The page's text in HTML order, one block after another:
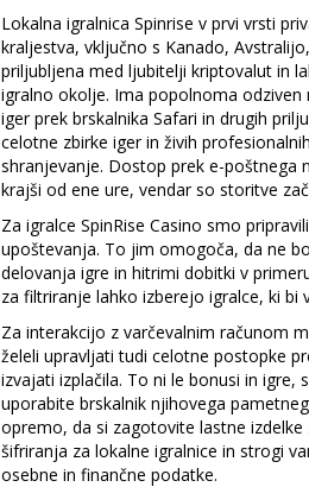
Lokalna igralnica Spinrise v prvi vrsti
kraljestva, vključno s Kanado,
priljubljena med ljubitelji kriptovalut in
igralno okolje. Ima popolnoma
iger prek brskalnika Safari in drugih
celotne zbirke iger in živih
shranjevanje. Dostop prek e-poštnega
krajši od ene ure, vendar so storitve
Za igralce SpinRise Casino smo
upoštevanja. To jim omogoča, da ne
delovanja igre in hitrimi dobitki v
za filtriranje lahko izberejo igralce, ki bi
Za interakcijo z varčevalnim računom
želeli upravljati tudi celotne postopke
izvajati izplačila. To ni le bonusi in igre,
uporabite brskalnik njihovega
opremo, da si zagotovite lastne
šifriranja za lokalne igralnice in strogi
osebne in finančne podatke.